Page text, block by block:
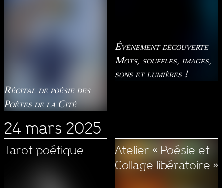
Récital de poésie des
Poètes de la Cité
Événement découverte
Mots, souffles, images,
sons et lumières !
24 mars 2025
Tarot poétique
Atelier « Poésie et
Collage libératoire »